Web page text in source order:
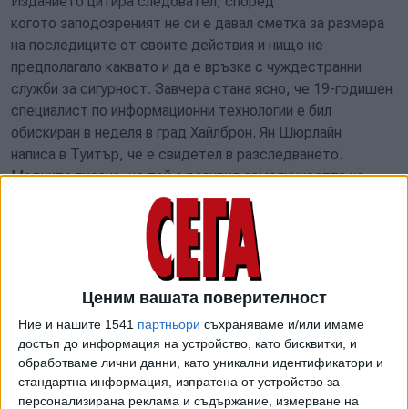
Ценим вашата поверителност
Ние и нашите 1541 партньори съхраняваме и/или имаме
достъп до информация на устройство, като бисквитки, и
обработваме лични данни, като уникални идентификатори и
стандартна информация, изпратена от устройство за
персонализирана реклама и съдържание, измерване на
когото заподозреният не си е давал сметка за размера
на последиците от своите действия и нищо не
предполагало каквато и да е връзка с чуждестранни
служби за сигурност. Завчера стана ясно, че 19-годишен
специалист по информационни технологии е бил
обискиран в неделя в град Хайлброн. Ян Шюрлайн
написа в Туитър, че е свидетел в разследването.
Медиите писаха, че той е разкрил самоличността на
крадеца на лични данни.